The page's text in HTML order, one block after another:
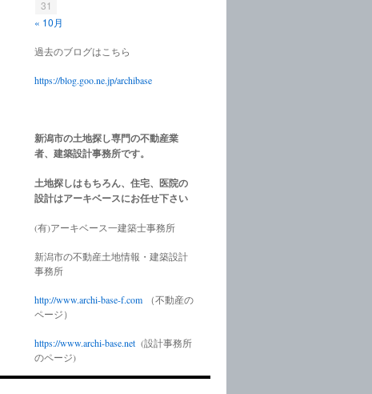
« 10月
31
過去のブログはこちら
https://blog.goo.ne.jp/archibase
新潟市の土地探し専門の不動産業
者、建築設計事務所です。
土地探しはもちろん、住宅、医院の
設計はアーキベースにお任せ下さい
(有)アーキベース一建築士事務所
新潟市の不動産土地情報・建築設計
事務所
http://www.archi-base-f.com
（不動産の
ページ）
https://www.archi-base.net (設計事務所
のページ)